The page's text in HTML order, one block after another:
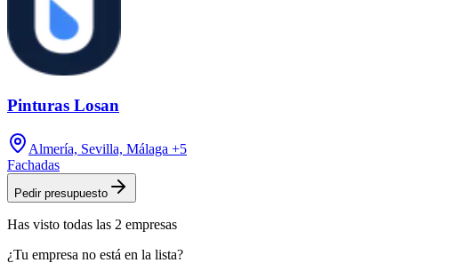
Pinturas Losan
Almería, Sevilla, Málaga +5
Fachadas
Pedir presupuesto
Has visto todas las 2 empresas
¿Tu empresa no está en la lista?